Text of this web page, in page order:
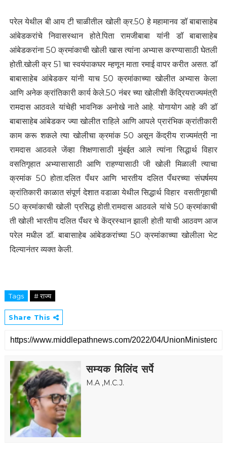
परेल येथील बी आय टी चाळीतील खोली क्र.50 हे महामानव डॉ बाबासाहेब
आंबेडकरांचे निवासस्थान होते.पिता रामजीबाबा यांनी डॉ बाबासाहेब
आंबेडकरांना 50 क्रमांकाची खोली खास त्यांना अभ्यास करण्यासाठी घेतली
होती.खोली क्र 51 चा स्वयंपाकघर म्हणून माता रमाई वापर करीत असत. डॉ
बाबासाहेब आंबेडकर यांनी याच 50 क्रमांकाच्या खोलीत अभ्यास केला
आणि अनेक क्रांतिकारी कार्य केले.50 नंबर च्या खोलीशी केंद्रियराज्यमंत्री
रामदास आठवले यांचेही भावनिक अनोखे नाते आहे. योगायोग आहे की डॉ
बाबासाहेब आंबेडकर ज्या खोलीत राहिले आणि आपले प्रारंभिक क्रांतीकारी
काम करू शकले त्या खोलीचा क्रमांक 50 असून केंद्रीय राज्यमंत्री ना
रामदास आठवले जेंव्हा शिक्षणासाठी मुंबईत आले त्यांना सिद्धार्थ विहार
वसतिगृहात अभ्यासासाठी आणि राहण्यासाठी जी खोली मिळाली त्याचा
क्रमांक 50 होता.दलित पँथर आणि भारतीय दलित पँथरच्या संघर्षमय
क्रांतिकारी काळात संपूर्ण देशात वडाळा येथील सिद्धार्थ विहार वसतीगृहाची
50 क्रमांकाची खोली प्रसिद्ध होती.रामदास आठवले यांचे 50 क्रमांकाची
ती खोली भारतीय दलित पँथर चे केंद्रस्थान झाली होती याची आठवण आज
परेल मधील डॉ. बाबासाहेब आंबेडकरांच्या 50 क्रमांकाच्या खोलीला भेट
दिल्यानंतर व्यक्त केली.
Tags # राज्य
Share This
सम्यक मिलिंद सर्पे
M.A ,M.C.J.